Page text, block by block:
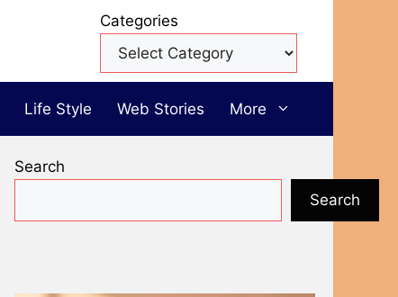
Categories
Life Style Web Stories More
Search
Search